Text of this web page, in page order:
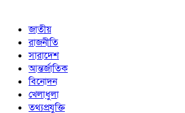
জাতীয়
রাজনীতি
সারাদেশ
আন্তর্জাতিক
বিনোদন
খেলাধুলা
তথ্যপ্রযুক্তি